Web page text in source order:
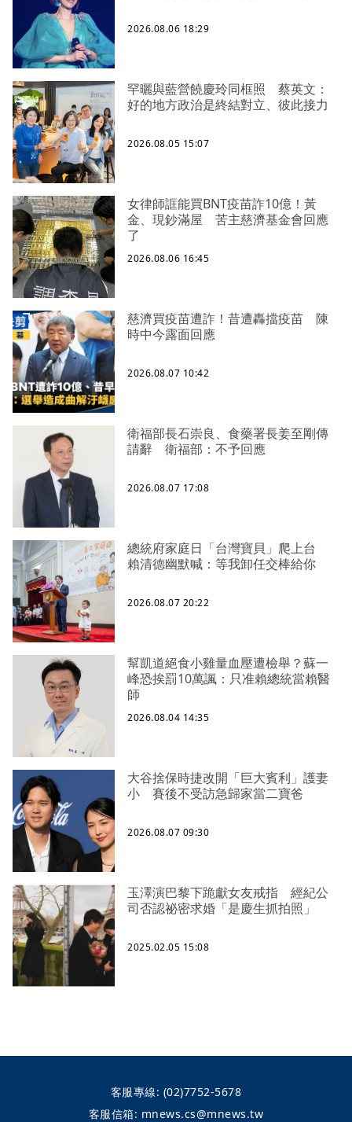
2026.08.06 18:29
罕曬與藍營饒慶玲同框照 蔡英文：
好的地方政治是終結對立、彼此接力
2026.08.05 15:07
女律師誆能買BNT疫苗詐10億！黃
金、現鈔滿屋 苦主慈濟基金會回應
了
2026.08.06 16:45
慈濟買疫苗遭詐！昔遭轟擋疫苗 陳
時中今露面回應
2026.08.07 10:42
衛福部長石崇良、食藥署長姜至剛傳
請辭 衛福部：不予回應
2026.08.07 17:08
總統府家庭日「台灣寶貝」爬上台
賴清德幽默喊：等我卸任交棒給你
2026.08.07 20:22
幫凱道絕食小雞量血壓遭檢舉？蘇一
峰恐挨罰10萬諷：只准賴總統當賴醫
師
2026.08.04 14:35
大谷捨保時捷改開「巨大賓利」護妻
小 賽後不受訪急歸家當二寶爸
2026.08.07 09:30
玉澤演巴黎下跪獻女友戒指 經紀公
司否認祕密求婚「是慶生抓拍照」
2025.02.05 15:08
客服專線: (02)7752-5678
客服信箱: mnews.cs@mnews.tw